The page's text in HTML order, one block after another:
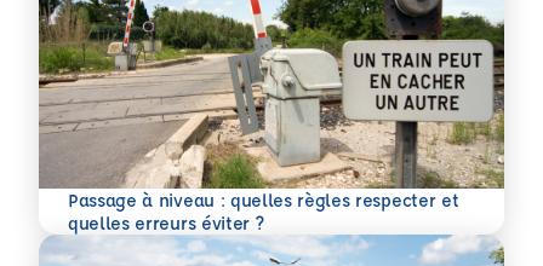
Passage à niveau : quelles règles respecter et
quelles erreurs éviter ?
En savoir plus